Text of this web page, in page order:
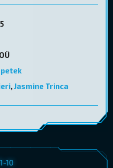
,Jasmine Trinca
10